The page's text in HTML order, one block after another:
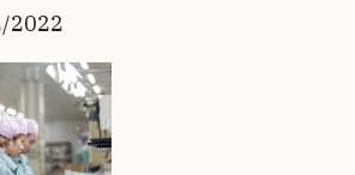
2022